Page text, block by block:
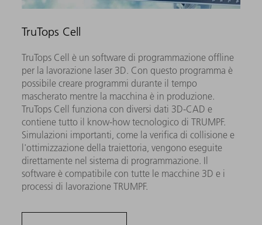
TruTops Cell
TruTops Cell è un software di programmazione offline
per la lavorazione laser 3D. Con questo programma è
possibile creare programmi durante il tempo
mascherato mentre la macchina è in produzione.
TruTops Cell funziona con diversi dati 3D-CAD e
contiene tutto il know-how tecnologico di TRUMPF.
Simulazioni importanti, come la verifica di collisione e
l'ottimizzazione della traiettoria, vengono eseguite
direttamente nel sistema di programmazione. Il
software è compatibile con tutte le macchine 3D e i
processi di lavorazione TRUMPF.